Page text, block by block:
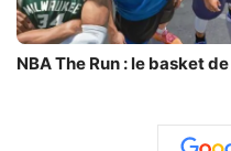
NBA The Run : le basket